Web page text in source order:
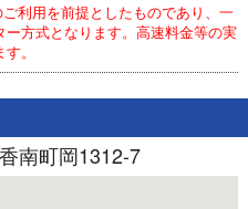
利用を前提としたものであり、一
方式となります。高速料金等の実
。
南町岡1312-7